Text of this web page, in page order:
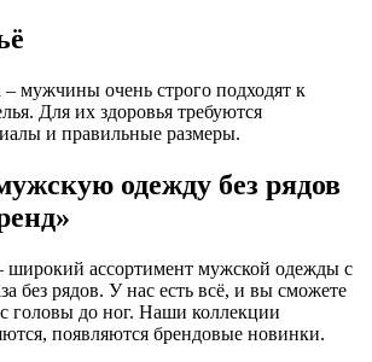
мужчины очень строго подходят к
Для их здоровья требуются
и правильные размеры.
одежду без рядов
широкий ассортимент мужской одежды с
без рядов. У нас есть всё, и вы сможете
головы до ног. Наши коллекции
появляются брендовые новинки.